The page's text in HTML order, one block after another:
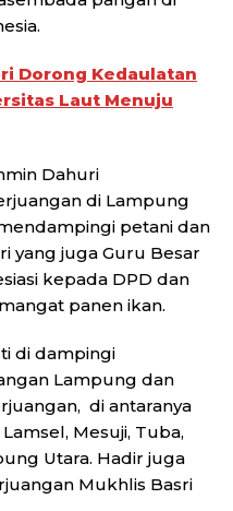
Dorong Kedaulatan
Laut Menuju
Dahuri
di Lampung
petani dan
yang juga Guru Besar
kepada DPD dan
panen ikan.
di dampingi
Lampung dan
di antaranya
Mesuji, Tuba,
Utara. Hadir juga
Mukhlis Basri